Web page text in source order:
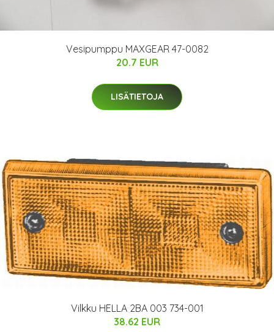
Vesipumppu MAXGEAR 47-0082
20.7 EUR
LISÄTIETOJA
Vilkku HELLA 2BA 003 734-001
38.62 EUR